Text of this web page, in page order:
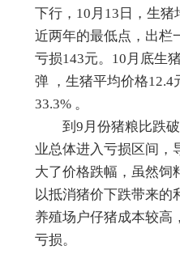
下行，10月13日，生猪
近两年的最低点，出栏
亏损143元。10月底生
弹 ，生猪平均价格
33.3% 。
到9月份猪粮比跌
业总体进入亏损区间，
大了价格跌幅，虽然饲
以抵消猪价下跌带来的
养殖场户仔猪成本较高
亏损。